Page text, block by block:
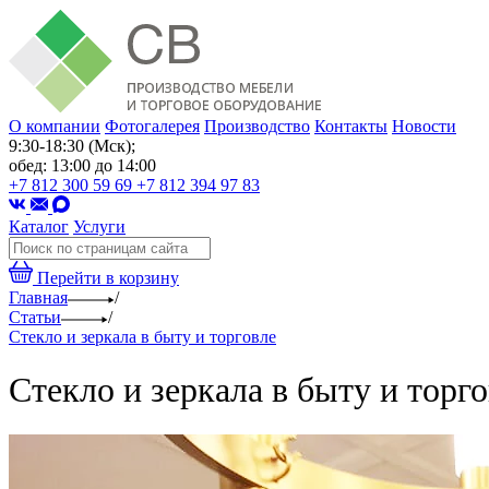
О компании Фотогалерея Производство Контакты Новости
9:30-18:30 (Мск);
обед: 13:00 до 14:00
+7 812 300 59 69 +7 812 394 97 83
Каталог Услуги
Перейти в корзину
Главная
/
Статьи
/
Стекло и зеркала в быту и торговле
Стекло и зеркала в быту и